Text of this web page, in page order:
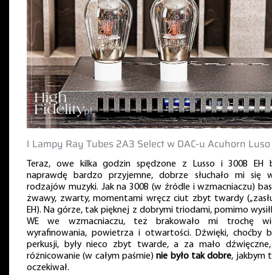
‖ Lampy Ray Tubes 2A3 Select w DAC-u Acuhorn Luso
Teraz, owe kilka godzin spędzone z Lusso i 300B EH
naprawdę bardzo przyjemne, dobrze słuchało mi się
rodzajów muzyki. Jak na 300B (w źródle i wzmacniaczu)
żwawy, zwarty, momentami wręcz ciut zbyt twardy
EH). Na górze, tak pięknej z dobrymi triodami, pomimo
WE we wzmacniaczu, też brakowało mi trochę
wyrafinowania, powietrza i otwartości. Dźwięki, choćby
perkusji, były nieco zbyt twarde, a za mało
różnicowanie (w całym paśmie)nie było tak dobre, jakbym
oczekiwał.